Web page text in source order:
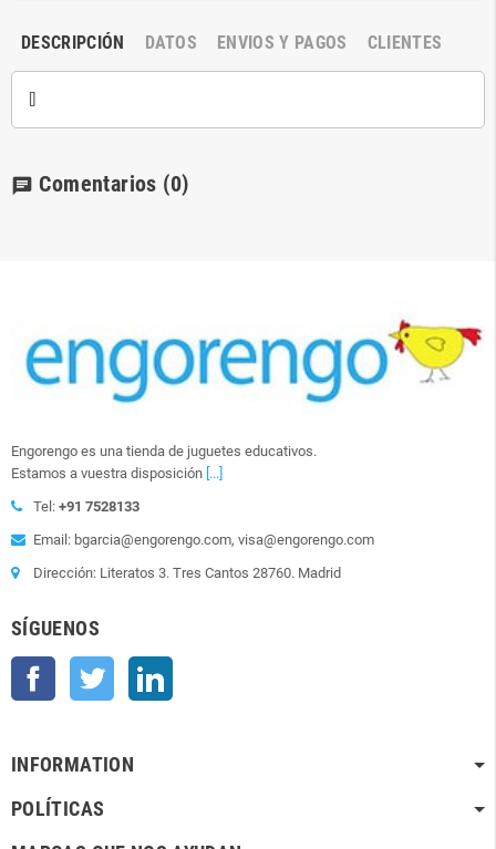
DESCRIPCIÓN DATOS ENVIOS Y PAGOS CLIENTES
chat Comentarios (0)
Engorengo es una tienda de juguetes educativos.
Estamos a vuestra disposición [...]
Tel: +91 7528133
Email: bgarcia@engorengo.com, visa@engorengo.com
Dirección: Literatos 3. Tres Cantos 28760. Madrid
SÍGUENOS
Facebook Twitter
INFORMATION
POLÍTICAS